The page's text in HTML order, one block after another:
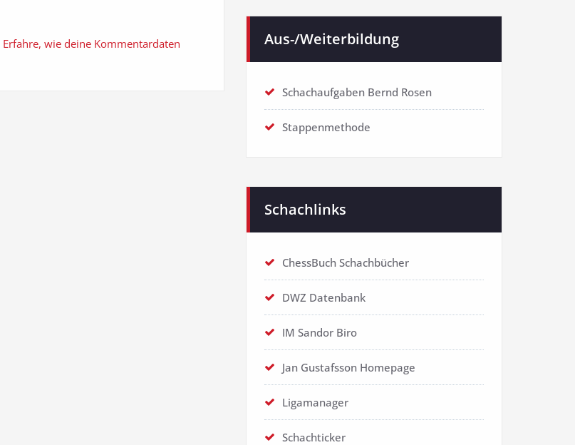
Erfahre, wie deine Kommentardaten
Aus-/Weiterbildung
Schachaufgaben Bernd Rosen
Stappenmethode
Schachlinks
ChessBuch Schachbücher
DWZ Datenbank
IM Sandor Biro
Jan Gustafsson Homepage
Ligamanager
Schachticker